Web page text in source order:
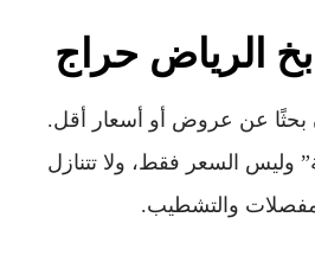
الرياض حراج
بحثًا عن عروض أو أسعار أقل.
وليس السعر فقط، ولا تتنازل
والتشطيب.